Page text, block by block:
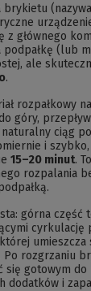
z głównego
(lub
ale
.
rozpałkowy
góry,
ciąg
i
15–20 minut.
rozpalania
górna część
cyrkulację
umieszcza
Po rozgrzaniu
się gotowym
dodatków i